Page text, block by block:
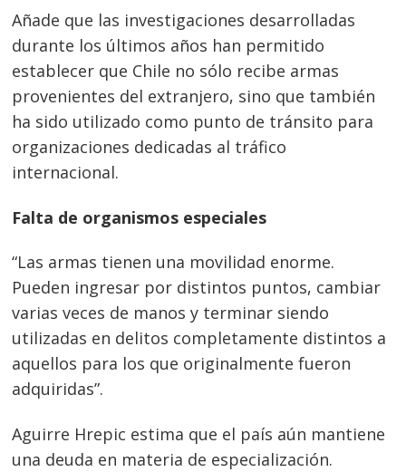
Añade que las investigaciones desarrolladas
durante los últimos años han permitido
establecer que Chile no sólo recibe armas
provenientes del extranjero, sino que también
ha sido utilizado como punto de tránsito para
organizaciones dedicadas al tráfico
internacional.
Falta de organismos especiales
“Las armas tienen una movilidad enorme.
Pueden ingresar por distintos puntos, cambiar
varias veces de manos y terminar siendo
utilizadas en delitos completamente distintos a
aquellos para los que originalmente fueron
adquiridas”.
Aguirre Hrepic estima que el país aún mantiene
una deuda en materia de especialización.
Navegación
de
entradas